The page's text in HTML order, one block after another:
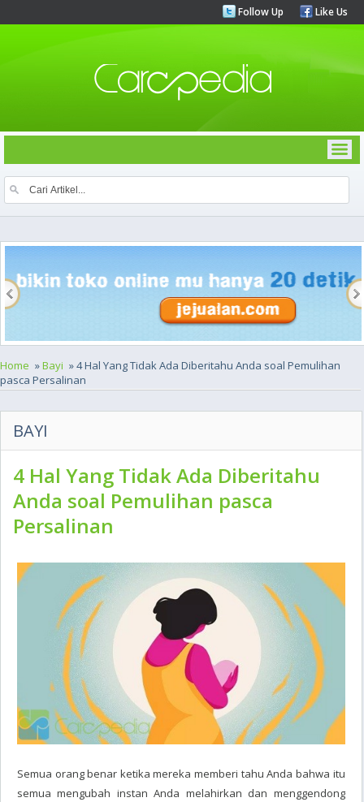
Follow Up Like Us
Home »Bayi » 4 Hal Yang Tidak Ada Diberitahu Anda soal Pemulihan
pasca Persalinan
BAYI
4 Hal Yang Tidak Ada Diberitahu
Anda soal Pemulihan pasca
Persalinan
Semua orang benar ketika mereka memberi tahu Anda bahwa itu
semua mengubah instan Anda melahirkan dan menggendong